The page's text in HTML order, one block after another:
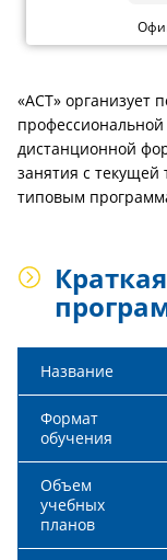
«АСТ» организует
дистанционной
занятия с текущей
типовым
Название
Формат
обучения
Объем
учебных
планов